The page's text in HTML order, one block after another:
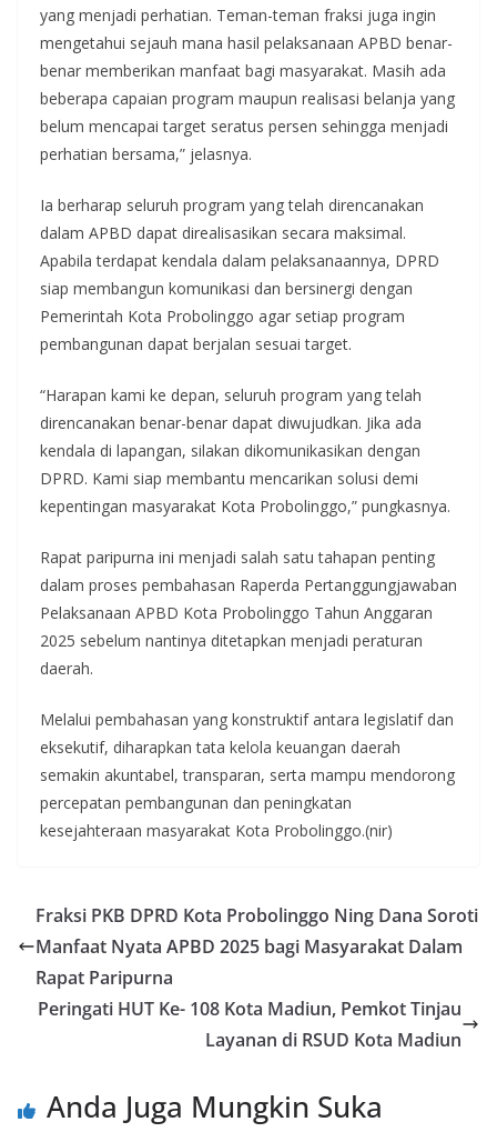
yang menjadi perhatian. Teman-teman fraksi juga ingin
mengetahui sejauh mana hasil pelaksanaan APBD benar-
benar memberikan manfaat bagi masyarakat. Masih ada
beberapa capaian program maupun realisasi belanja yang
belum mencapai target seratus persen sehingga menjadi
perhatian bersama,” jelasnya.
Ia berharap seluruh program yang telah direncanakan
dalam APBD dapat direalisasikan secara maksimal.
Apabila terdapat kendala dalam pelaksanaannya, DPRD
siap membangun komunikasi dan bersinergi dengan
Pemerintah Kota Probolinggo agar setiap program
pembangunan dapat berjalan sesuai target.
“Harapan kami ke depan, seluruh program yang telah
direncanakan benar-benar dapat diwujudkan. Jika ada
kendala di lapangan, silakan dikomunikasikan dengan
DPRD. Kami siap membantu mencarikan solusi demi
kepentingan masyarakat Kota Probolinggo,” pungkasnya.
Rapat paripurna ini menjadi salah satu tahapan penting
dalam proses pembahasan Raperda Pertanggungjawaban
Pelaksanaan APBD Kota Probolinggo Tahun Anggaran
2025 sebelum nantinya ditetapkan menjadi peraturan
daerah.
Melalui pembahasan yang konstruktif antara legislatif dan
eksekutif, diharapkan tata kelola keuangan daerah
semakin akuntabel, transparan, serta mampu mendorong
percepatan pembangunan dan peningkatan
kesejahteraan masyarakat Kota Probolinggo.(nir)
Fraksi PKB DPRD Kota Probolinggo Ning Dana Soroti
Manfaat Nyata APBD 2025 bagi Masyarakat Dalam
Rapat Paripurna
Peringati HUT Ke- 108 Kota Madiun, Pemkot Tinjau
Layanan di RSUD Kota Madiun
Anda Juga Mungkin Suka